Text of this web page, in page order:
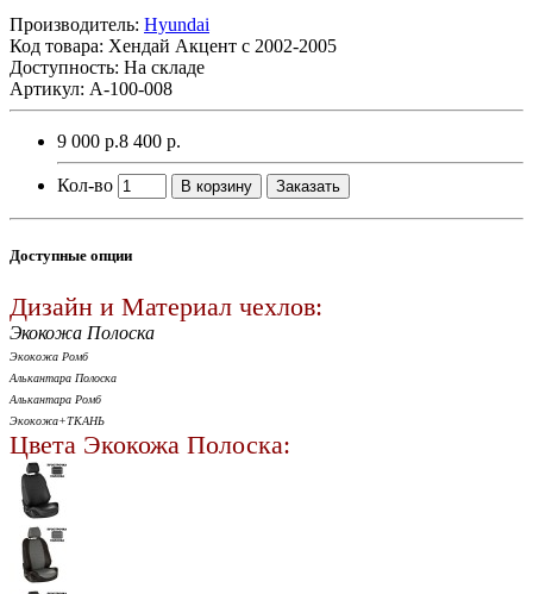
Производитель: Hyundai
Код товара: Хендай Акцент с 2002-2005
Доступность: На складе
Артикул: A-100-008
9 000 р.8 400 р.
Кол-во В корзину Заказать
Доступные опции
Дизайн и Материал чехлов:
Экокожа Полоска
Экокожа Ромб
Алькантара Полоска
Алькантара Ромб
Экокожа+ТКАНЬ
Цвета Экокожа Полоска: